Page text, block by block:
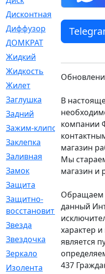
Дисконтная
Диффузор
[1]
ДОМКРАТ
[1]
Жидкий
Жидкость
Жилет
Заглушка
[21]
Задний
[528]
Зажим-клипса
[1]
Заклепка
[1]
Заливная
[4]
Замок
[12]
Защита
Защитно-
восстановительный
[4]
Звезда
Звездочка
[5]
Зеркало
[369]
Изолента
[1]
В
компании
магазин
Мы
магазин и
Обращаем
данный
характер
является
437